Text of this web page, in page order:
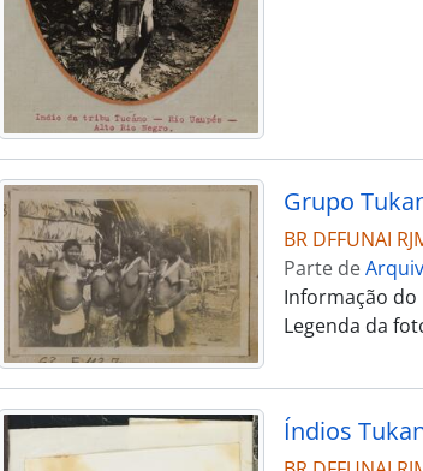
Grupo
BR DFFUNAI
Parte de
Informação do
Legenda da
Índios